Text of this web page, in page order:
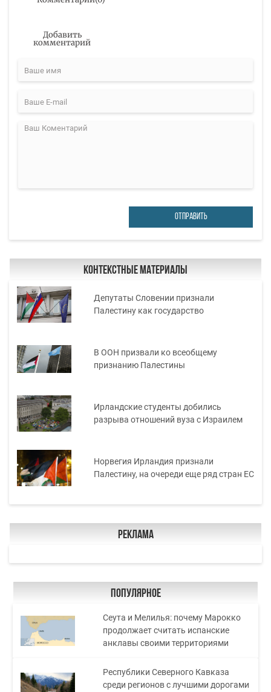
Добавить
комментарий
ОТПРАВИТЬ
Контекстные материалы
Депутаты Словении признали
Палестину как государство
В ООН призвали ко всеобщему
признанию Палестины
Ирландские студенты добились
разрыва отношений вуза с Израилем
Норвегия Ирландия признали
Палестину, на очереди еще ряд стран ЕС
Реклама
Популярное
Сеута и Мелилья: почему Марокко
продолжает считать испанские
анклавы своими территориями
Республики Северного Кавказа
среди регионов с лучшими дорогами